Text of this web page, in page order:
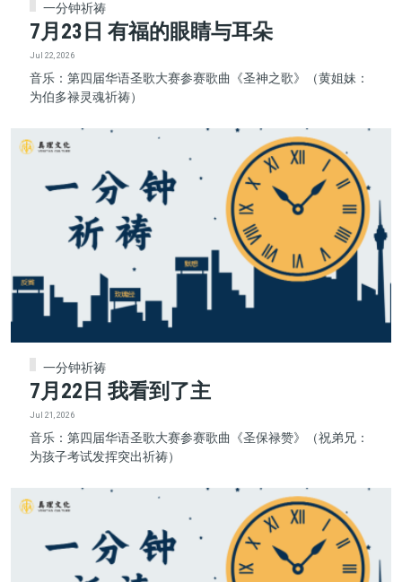
一分钟祈祷
7月23日 有福的眼睛与耳朵
Jul 22, 2026
音乐：第四届华语圣歌大赛参赛歌曲《圣神之歌》（黄姐妹：
为伯多禄灵魂祈祷）
一分钟祈祷
7月22日 我看到了主
Jul 21, 2026
音乐：第四届华语圣歌大赛参赛歌曲《圣保禄赞》（祝弟兄：
为孩子考试发挥突出祈祷）